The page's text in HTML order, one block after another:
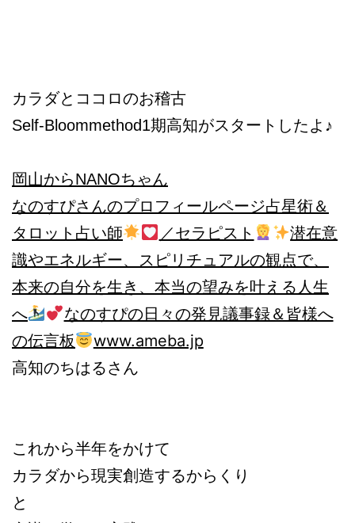
カラダとココロのお稽古
Self-Bloommethod1期高知がスタートしたよ♪
岡山からNANOちゃん
なのすぴさんのプロフィールページ占星術＆
タロット占い師
／セラピスト
潜在意
識やエネルギー、スピリチュアルの観点で、
本来の自分を生き、本当の望みを叶える人生
へ
なのすぴの日々の発見議事録＆皆様へ
の伝言板
www.ameba.jp
高知のちはるさん
これから半年をかけて
カラダから現実創造するからくり
と